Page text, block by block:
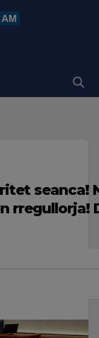
seanca!
rregullorja!